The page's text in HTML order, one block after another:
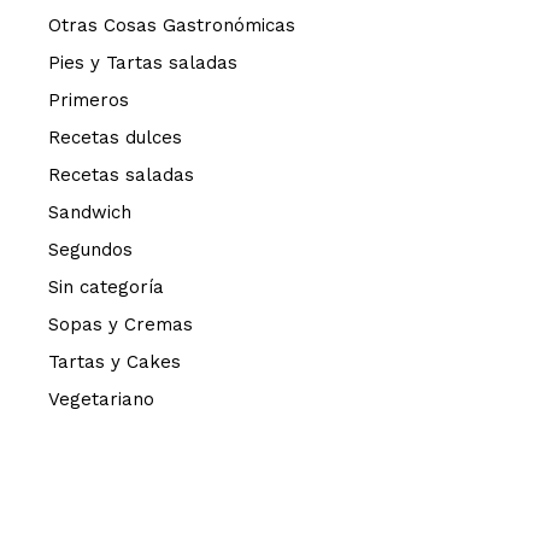
Otras Cosas Gastronómicas
Pies y Tartas saladas
Primeros
Recetas dulces
Recetas saladas
Sandwich
Segundos
Sin categoría
Sopas y Cremas
Tartas y Cakes
Vegetariano